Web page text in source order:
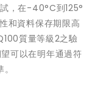
，在-40°C到125°
和資料保存期限高
質量等級2之驗
可以在明年通過符